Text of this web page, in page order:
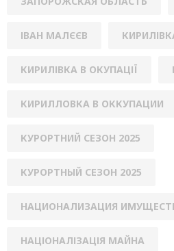
ІВАН МАЛЄЄВ
КИРИЛІВКА В ОКУПАЦІЇ
КИРИЛЛОВКА В ОККУПАЦИИ
КУРОРТНИЙ СЕЗОН 2025
КУРОРТНЫЙ СЕЗОН 2025
НАЦИОНАЛИЗАЦИЯ
НАЦІОНАЛІЗАЦІЯ МАЙНА